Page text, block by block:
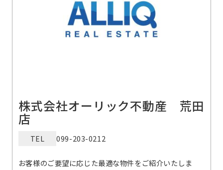
株式会社オーリック不動産 荒田
店
TEL 099-203-0212
お客様のご要望に応じた最適な物件をご紹介いたしま